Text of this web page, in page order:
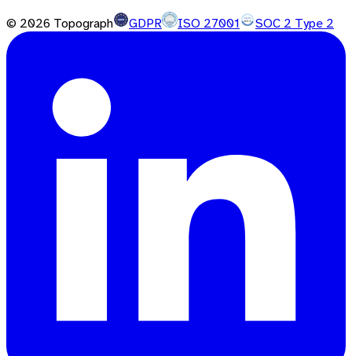
© 2026 Topograph GDPR ISO 27001 SOC 2 Type 2